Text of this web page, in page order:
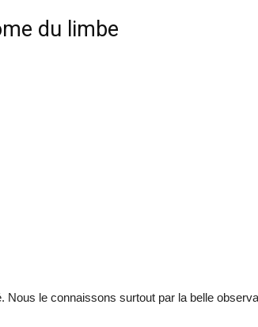
du limbe
Nous le connaissons surtout par la belle